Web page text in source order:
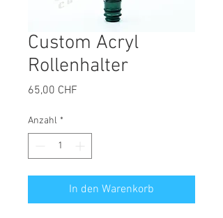
Custom Acryl
Rollenhalter
65,00 CHF
Anzahl *
In den Warenkorb